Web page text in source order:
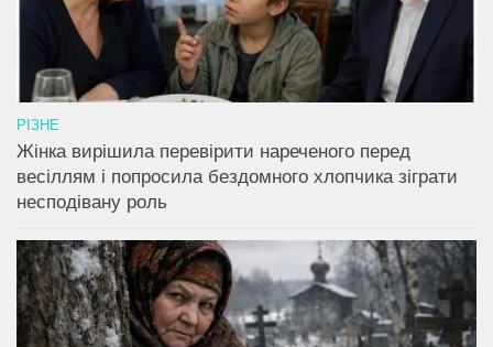
РІЗНЕ
Жінка вирішила перевірити нареченого перед
весіллям і попросила бездомного хлопчика зіграти
несподівану роль